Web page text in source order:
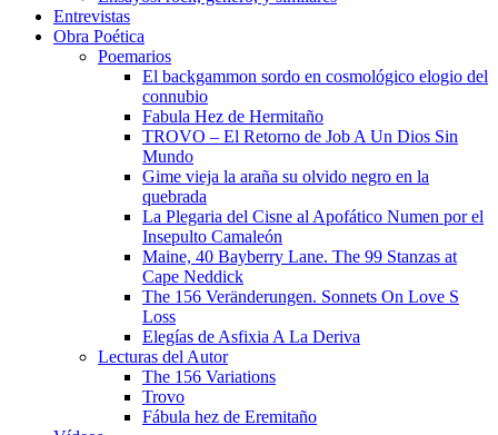
Entrevistas
Obra Poética
Poemarios
El backgammon sordo en cosmológico elogio del
connubio
Fabula Hez de Hermitaño
TROVO – El Retorno de Job A Un Dios Sin
Mundo
Gime vieja la araña su olvido negro en la
quebrada
La Plegaria del Cisne al Apofático Numen por el
Insepulto Camaleón
Maine, 40 Bayberry Lane. The 99 Stanzas at
Cape Neddick
The 156 Veränderungen. Sonnets On Love S
Loss
Elegías de Asfixia A La Deriva
Lecturas del Autor
The 156 Variations
Trovo
Fábula hez de Eremitaño